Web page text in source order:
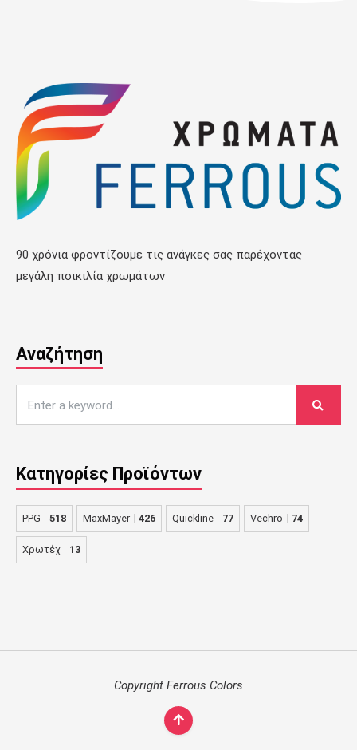
90 χρόνια φροντίζουμε τις ανάγκες σας παρέχοντας
μεγάλη ποικιλία χρωμάτων
Αναζήτηση
Κατηγορίες Προϊόντων
PPG 518 MaxMayer 426 Quickline 77 Vechro 74
Χρωτέχ 13
Copyright Ferrous Colors